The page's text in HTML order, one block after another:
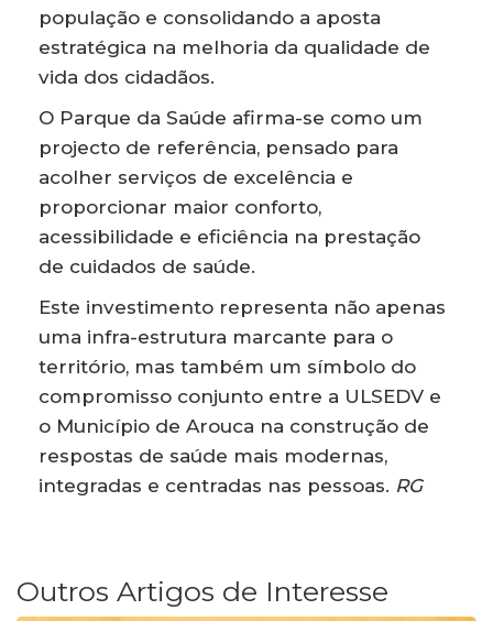
população e consolidando a aposta
estratégica na melhoria da qualidade de
vida dos cidadãos.
O Parque da Saúde afirma-se como um
projecto de referência, pensado para
acolher serviços de excelência e
proporcionar maior conforto,
acessibilidade e eficiência na prestação
de cuidados de saúde.
Este investimento representa não apenas
uma infra-estrutura marcante para o
território, mas também um símbolo do
compromisso conjunto entre a ULSEDV e
o Município de Arouca na construção de
respostas de saúde mais modernas,
integradas e centradas nas pessoas. RG
Outros Artigos de Interesse